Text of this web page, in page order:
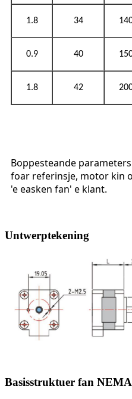
1.8 34
0.9 40
1.8 42
Boppesteande
foar referinsje, motor kin
'e easken fan' e klant.
Untwerptekening
Basisstruktuer fan